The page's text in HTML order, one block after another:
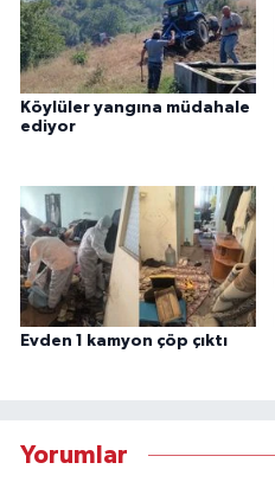
Köylüler yangına müdahale
ediyor
Evden 1 kamyon çöp çıktı
Yorumlar